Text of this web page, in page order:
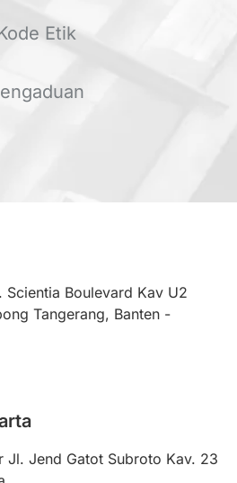
Etik
Scientia Boulevard Kav U2
Tangerang, Banten -
Jl. Jend Gatot Subroto Kav. 23